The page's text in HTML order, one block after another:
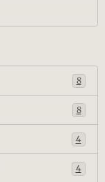
8
8
4
4